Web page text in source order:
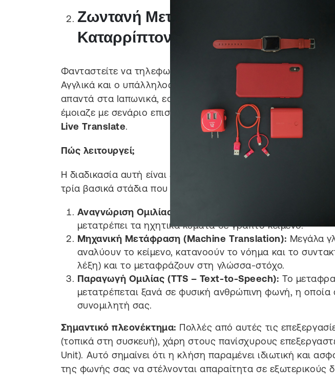
Ζωντανή Μετάφραση Κλήσεων
Καταρρίπτοντας τα Γλωσσικά
Φανταστείτε να τηλεφωνείτε σε ένα ξενοδοχείο στο Τόκιο.
Αγγλικά και ο υπάλληλος ακούει Ιαπωνικά σε πραγματικό
απαντά στα Ιαπωνικά, εσείς ακούτε τη μετάφραση στη
έμοιαζε με σενάριο επιστημονικής φαντασίας, τώρα είναι
Live Translate.
Πώς λειτουργεί;
Η διαδικασία αυτή είναι ένα θαύμα της υπολογιστικής
τρία βασικά στάδια που εκτελούνται ταυτόχρονα:
Αναγνώριση Ομιλίας (STT – Speech-to-Text):
μετατρέπει τα ηχητικά κύματα σε γραπτό κείμενο.
Μηχανική Μετάφραση (Machine Translation): Μεγάλα
αναλύουν το κείμενο, κατανοούν το νόημα και το
λέξη) και το μεταφράζουν στη γλώσσα-στόχο.
Παραγωγή Ομιλίας (TTS – Text-to-Speech): Το
μετατρέπεται ξανά σε φυσική ανθρώπινη φωνή, η οποία
συνομιλητή σας.
Σημαντικό πλεονέκτημα: Πολλές από αυτές τις
(τοπικά στη συσκευή), χάρη στους πανίσχυρους
Unit). Αυτό σημαίνει ότι η κλήση παραμένει ιδιωτική και
της φωνής σας να στέλνονται απαραίτητα σε εξωτερικούς